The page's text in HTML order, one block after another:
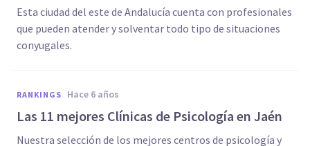
Esta ciudad del este de Andalucía cuenta con profesionales
que pueden atender y solventar todo tipo de situaciones
conyugales.
RANKINGS hace 6 años
Las 11 mejores Clínicas de Psicología en Jaén
Nuestra selección de los mejores centros de psicología y